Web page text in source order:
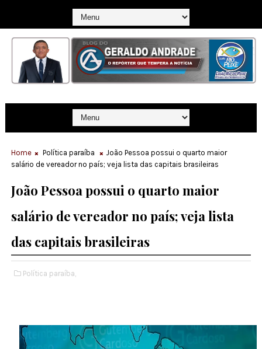
Home Política paraíba
João Pessoa possui o quarto maior
salário de vereador no país; veja lista das capitais brasileiras
João Pessoa possui o quarto maior
salário de vereador no país; veja lista
das capitais brasileiras
Política paraíba,